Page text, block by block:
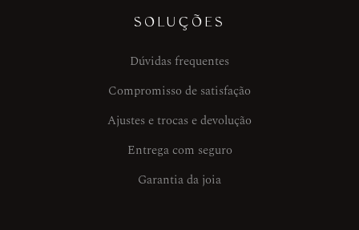
SOLUÇÕES
Dúvidas frequentes
Compromisso de satisfação
Ajustes e trocas e devolução
Entrega com seguro
Garantia da joia